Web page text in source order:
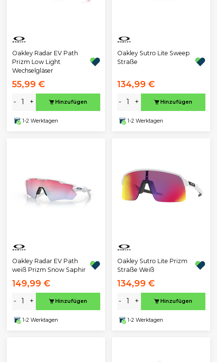
Oakley Radar EV Path
Prizm Low Light
Wechselgläser
55,99 €
- + Hinzufügen
1-2 Werktagen
Oakley Sutro Lite Sweep
Straße
134,99 €
- + Hinzufügen
1-2 Werktagen
Oakley Radar EV Path
weiß Prizm Snow Saphir
149,99 €
- + Hinzufügen
1-2 Werktagen
Oakley Sutro Lite Prizm
Straße Weiß
134,99 €
- + Hinzufügen
1-2 Werktagen